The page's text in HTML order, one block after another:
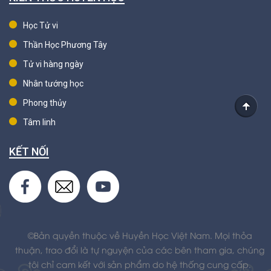
Học Tử vi
Thần Học Phương Tây
Tử vi hàng ngày
Nhân tướng học
Phong thủy
Tâm linh
KẾT NỐI
©Bản quyền thuộc về Huyền Học Việt Nam. Mọi thỏa
thuận, trao đổi là tự nguyện của các bên tham gia, chúng
tôi chỉ cam kết với sản phẩm do hệ thống cung cấp.